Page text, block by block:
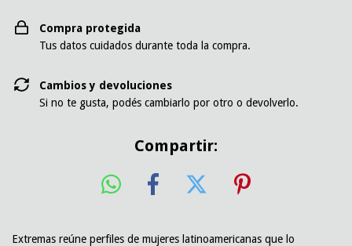
Compra protegida
Tus datos cuidados durante toda la compra.
Cambios y devoluciones
Si no te gusta, podés cambiarlo por otro o devolverlo.
Compartir:
Extremas reúne perfiles de mujeres latinoamericanas que lo